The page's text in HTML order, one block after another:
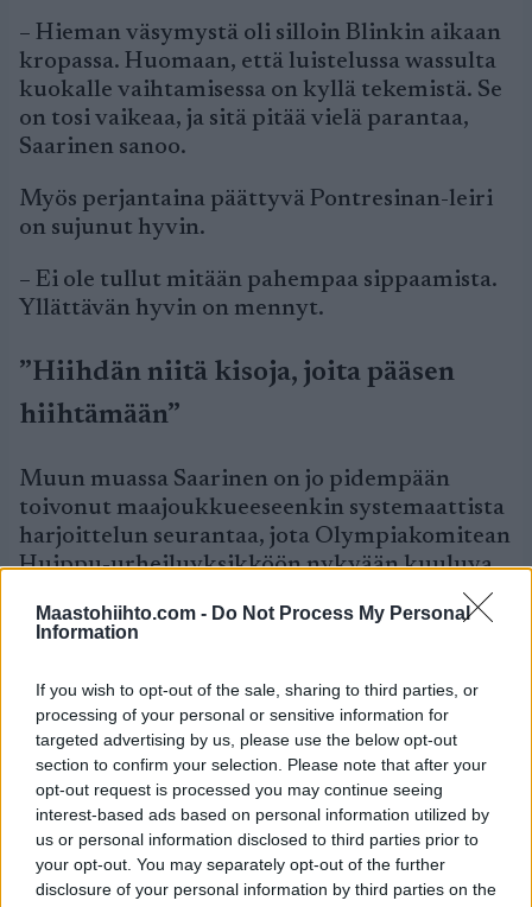
Maastohiihto.com - Do Not Process My Personal
Information
If you wish to opt-out of the sale, sharing to third parties, or
processing of your personal or sensitive information for
targeted advertising by us, please use the below opt-out
section to confirm your selection. Please note that after your
opt-out request is processed you may continue seeing
interest-based ads based on personal information utilized by
us or personal information disclosed to third parties prior to
your opt-out. You may separately opt-out of the further
disclosure of your personal information by third parties on the
– Hieman väsymystä oli silloin Blinkin aikaan
kropassa. Huomaan, että luistelussa wassulta
kuokalle vaihtamisessa on kyllä tekemistä. Se
on tosi vaikeaa, ja sitä pitää vielä parantaa,
Saarinen sanoo.
Myös perjantaina päättyvä Pontresinan-leiri
on sujunut hyvin.
– Ei ole tullut mitään pahempaa sippaamista.
Yllättävän hyvin on mennyt.
”Hiihdän niitä kisoja, joita pääsen
hiihtämään”
Muun muassa Saarinen on jo pidempään
toivonut maajoukkueeseenkin systemaattista
harjoittelun seurantaa, jota Olympiakomitean
Huippu-urheiluyksikköön nykyään kuuluva
– On ollut hienoa, että Olympiakomitea on
KIHU:n työ näkyy nyt konkreettisesti
urheilijan elämässä.
Saarinen sai keväällä valmentajakseen Reijo
Jylhän. Jylhä on hänelle tuttu jo
maajoukkuevalmentaja-ajoilta, ja hän oli myös
viime vuosina yksi mentoreista, jotka ovat
auttaneet Saarista tarvittaessa.